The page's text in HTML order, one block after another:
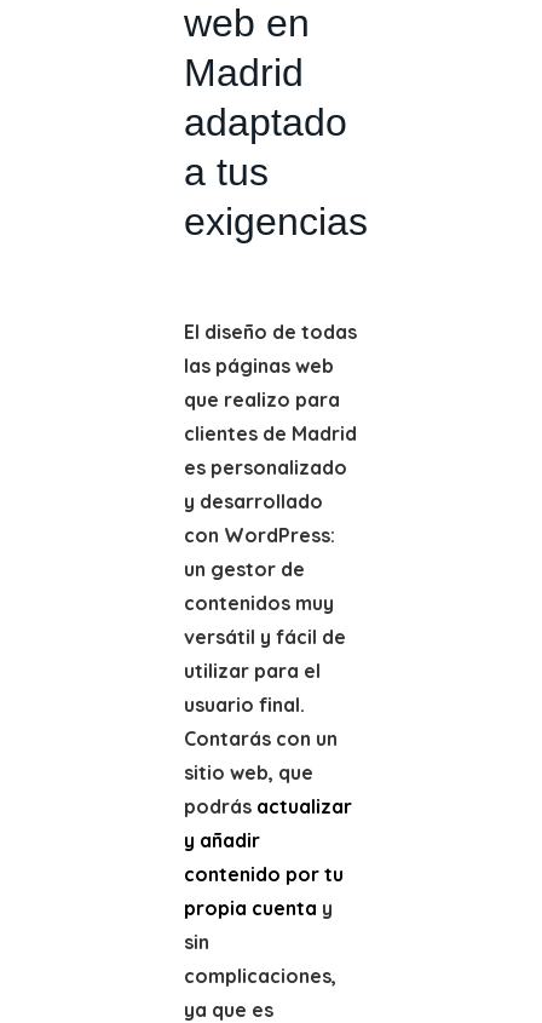
web en
Madrid
adaptado
a tus
exigencias
El diseño de todas
las páginas web
que realizo para
clientes de Madrid
es personalizado
y desarrollado
con WordPress:
un gestor de
contenidos muy
versátil y fácil de
utilizar para el
usuario final.
Contarás con un
sitio web, que
podrás actualizar
y añadir
contenido por tu
propia cuenta y
sin
complicaciones,
ya que es